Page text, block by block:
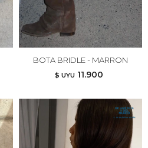
BOTA BRIDLE - MARRON
$ UYU 11.900